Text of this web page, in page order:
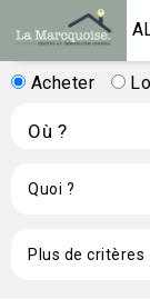
Acheter